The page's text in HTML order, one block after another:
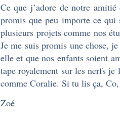
Ce que j’adore de notre
promis que peu importe ce qui
plusieurs projets comme nos
Je me suis promis une chose,
elle et que nos enfants soient
tape royalement sur les nerfs
comme Coralie. Si tu lis ça,
Zoé